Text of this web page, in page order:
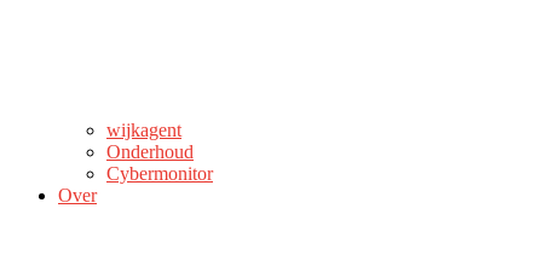
wijkagent
Onderhoud
Cybermonitor
Over